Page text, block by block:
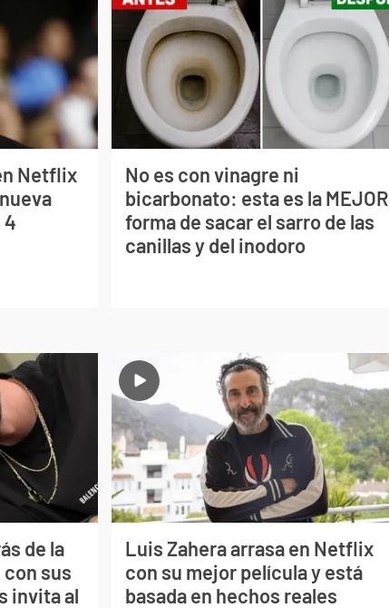
Netflix
4
No es con vinagre ni
bicarbonato: esta es la MEJOR
forma de sacar el sarro de las
canillas y del inodoro
de la
sus
invita al
Luis Zahera arrasa en Netflix
con su mejor película y está
basada en hechos reales